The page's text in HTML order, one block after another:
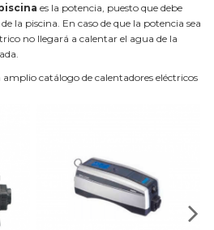
es la potencia, puesto que debe
la piscina. En caso de que la potencia sea
no llegará a calentar el agua de la
catálogo de calentadores eléctricos